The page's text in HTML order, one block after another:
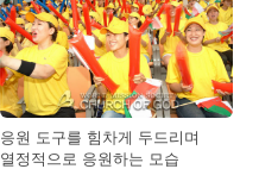
응원 도구를 힘차게 두드리며
열정적으로 응원하는 모습